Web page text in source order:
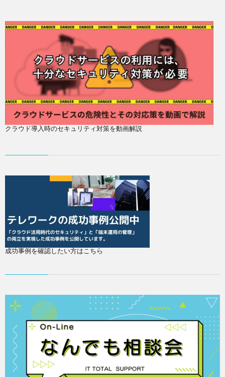
クラウド導入時のセキュリティ対策を動画解説
成功事例を確認したい方はこちら